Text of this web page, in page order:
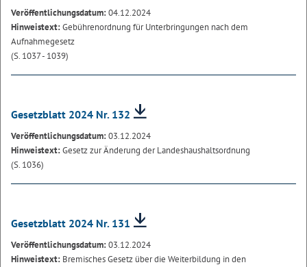
Veröffentlichungsdatum:04.12.2024
Hinweistext:Gebührenordnung für Unterbringungen nach dem
Aufnahmegesetz
(S. 1037 - 1039)
Gesetzblatt 2024 Nr. 132
Veröffentlichungsdatum:03.12.2024
Hinweistext:Gesetz zur Änderung der Landeshaushaltsordnung
(S. 1036)
Gesetzblatt 2024 Nr. 131
Veröffentlichungsdatum:03.12.2024
Hinweistext: Bremisches Gesetz über die Weiterbildung in den